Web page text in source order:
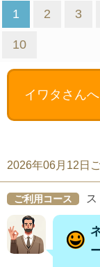
1 2 3
10
イワタさんへ
2026年06月12日
ご利用コース